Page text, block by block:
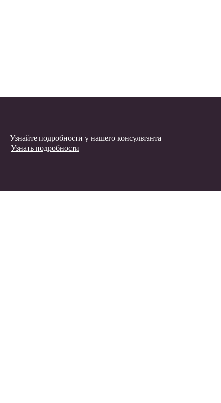
Узнайте подробности у нашего консультанта
Узнать подробности